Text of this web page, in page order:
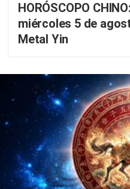
HORÓSCOPO
miércoles 5 de
Metal Yin